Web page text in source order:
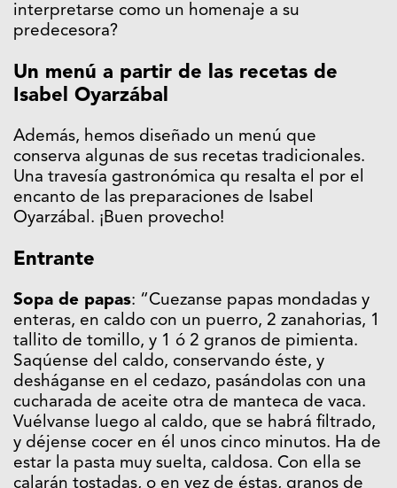
interpretarse como un homenaje a su
predecesora?
Un menú a partir de las recetas de
Isabel Oyarzábal
Además, hemos diseñado un menú que
conserva algunas de sus recetas tradicionales.
Una travesía gastronómica qu resalta el por el
encanto de las preparaciones de Isabel
Oyarzábal. ¡Buen provecho!
Entrante
Sopa de papas: “Cuezanse papas mondadas y
enteras, en caldo con un puerro, 2 zanahorias, 1
tallito de tomillo, y 1 ó 2 granos de pimienta.
Saqúense del caldo, conservando éste, y
desháganse en el cedazo, pasándolas con una
cucharada de aceite otra de manteca de vaca.
Vuélvanse luego al caldo, que se habrá filtrado,
y déjense cocer en él unos cinco minutos. Ha de
estar la pasta muy suelta, caldosa. Con ella se
calarán tostadas, o en vez de éstas, granos de